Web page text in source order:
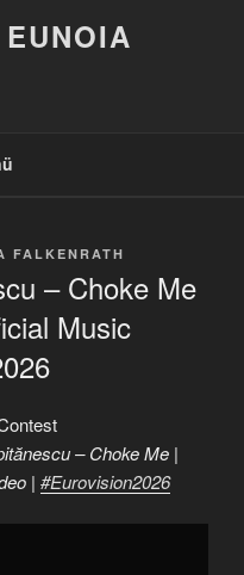
FALKENRATH
– Choke Me
Music
– Choke Me |
| #Eurovision2026